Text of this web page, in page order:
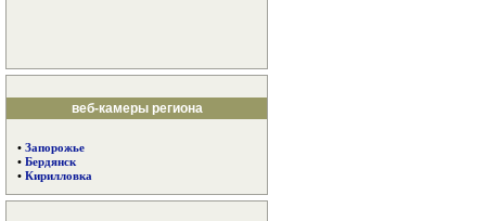
веб-камеры региона
• Запорожье
• Бердянск
• Кирилловка